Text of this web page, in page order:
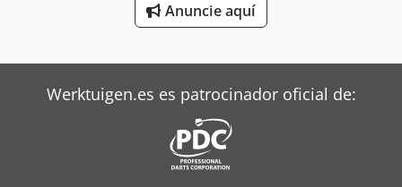
Anuncie aquí
Werktuigen.es es patrocinador oficial de: